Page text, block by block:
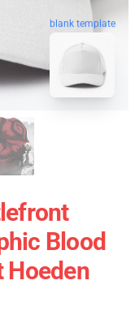
blank template
Blood
Hoeden